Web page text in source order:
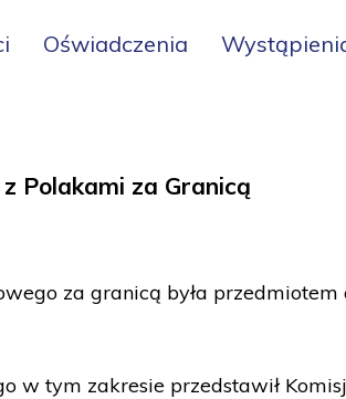
Polakami za Granicą
za granicą była
tym zakresie przedstawił
Oświadczenia